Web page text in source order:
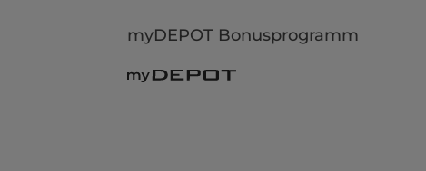
myDEPOT Bonusprogramm